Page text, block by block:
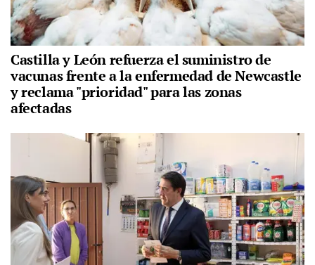
Castilla y León refuerza el suministro de
vacunas frente a la enfermedad de Newcastle
y reclama "prioridad" para las zonas
afectadas